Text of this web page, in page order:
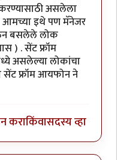
असलेला
आमच्या इथे पण मॅनेजर
बसलेले लोक
) . सेंट फ्रॉम
असलेल्या लोकांचा
सेंट फ्रॉम आयफोन ने
कराकिंवासदस्य व्हा